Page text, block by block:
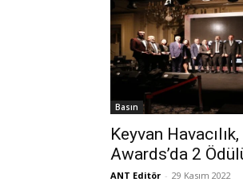
Basın
Keyvan
Awards’da 2
ANT Editör - 29 Kasım 2022